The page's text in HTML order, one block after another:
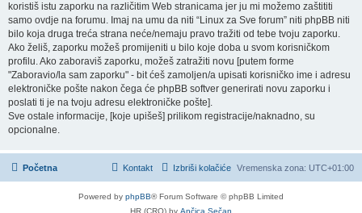
koristiš istu zaporku na različitim Web stranicama jer ju mi možemo zaštititi
samo ovdje na forumu. Imaj na umu da niti “Linux za Sve forum” niti phpBB niti
bilo koja druga treća strana neće/nemaju pravo tražiti od tebe tvoju zaporku.
Ako želiš, zaporku možeš promijeniti u bilo koje doba u svom korisničkom
profilu. Ako zaboraviš zaporku, možeš zatražiti novu [putem forme
"Zaboravio/la sam zaporku" - bit ćeš zamoljen/a upisati korisničko ime i adresu
elektroničke pošte nakon čega će phpBB softver generirati novu zaporku i
poslati ti je na tvoju adresu elektroničke pošte].
Sve ostale informacije, [koje upišeš] prilikom registracije/naknadno, su
opcionalne.
Početna Vremenska zona: UTC+01:00
Izbriši kolačiće
Kontakt
Powered by phpBB® Forum Software © phpBB Limited
HR (CRO) by Ančica Sečan